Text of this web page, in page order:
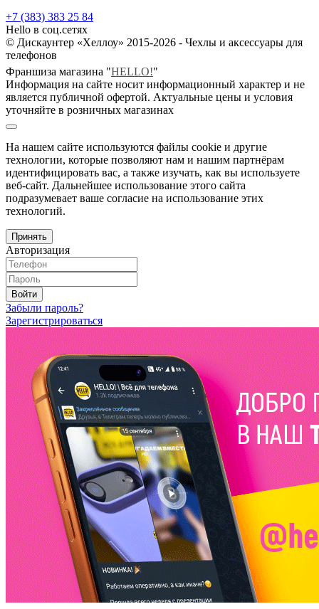
+7 (383) 383 25 84
Hello в соц.сетях
© Дискаунтер «Хеллоу» 2015-2026 - Чехлы и аксессуары для
телефонов
Франшиза магазина "HELLO!"
Информация на сайте носит информационный характер и не
является публичной офертой. Актуальные цены и условия
уточняйте в розничных магазинах
На нашем сайте используются файлы cookie и другие
технологии, которые позволяют нам и нашим партнёрам
идентифицировать вас, а также изучать, как вы используете
веб-сайт. Дальнейшее использование этого сайта
подразумевает ваше согласие на использование этих
технологий.
Принять
Авторизация
Войти
Забыли пароль?
Зарегистрироваться